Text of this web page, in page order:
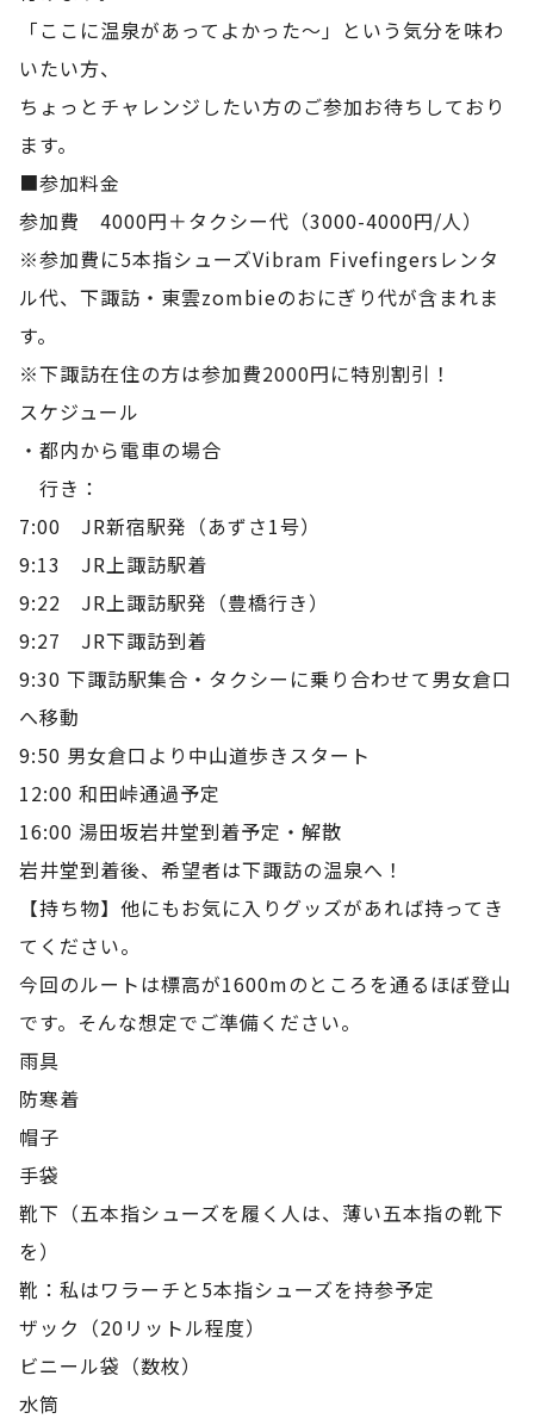
「ここに温泉があってよかった〜」という気分を味わ
いたい方、
ちょっとチャレンジしたい方のご参加お待ちしており
ます。
■参加料金
参加費 4000円＋タクシー代（3000-4000円/人）
※参加費に5本指シューズVibram Fivefingersレンタ
ル代、下諏訪・東雲zombieのおにぎり代が含まれま
す。
※下諏訪在住の方は参加費2000円に特別割引！
スケジュール
・都内から電車の場合
行き：
7:00 JR新宿駅発（あずさ1号）
9:13 JR上諏訪駅着
9:22 JR上諏訪駅発（豊橋行き）
9:27 JR下諏訪到着
9:30 下諏訪駅集合・タクシーに乗り合わせて男女倉口
へ移動
9:50 男女倉口より中山道歩きスタート
12:00 和田峠通過予定
16:00 湯田坂岩井堂到着予定・解散
岩井堂到着後、希望者は下諏訪の温泉へ！
【持ち物】他にもお気に入りグッズがあれば持ってき
てください。
今回のルートは標高が1600mのところを通るほぼ登山
です。そんな想定でご準備ください。
雨具
防寒着
帽子
手袋
靴下（五本指シューズを履く人は、薄い五本指の靴下
を）
靴：私はワラーチと5本指シューズを持参予定
ザック（20リットル程度）
ビニール袋（数枚）
水筒